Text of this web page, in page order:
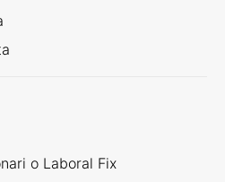
o Laboral Fix